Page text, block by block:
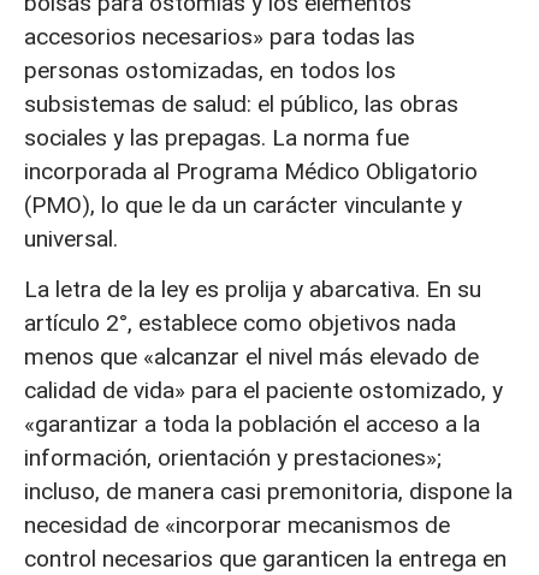
accesorios necesarios» para todas las
personas ostomizadas, en todos los
subsistemas de salud: el público, las obras
sociales y las prepagas. La norma fue
incorporada al Programa Médico Obligatorio
(PMO), lo que le da un carácter vinculante y
universal.
La letra de la ley es prolija y abarcativa. En su
artículo 2°, establece como objetivos nada
menos que «alcanzar el nivel más elevado de
calidad de vida» para el paciente ostomizado, y
«garantizar a toda la población el acceso a la
información, orientación y prestaciones»;
incluso, de manera casi premonitoria, dispone la
necesidad de «incorporar mecanismos de
control necesarios que garanticen la entrega en